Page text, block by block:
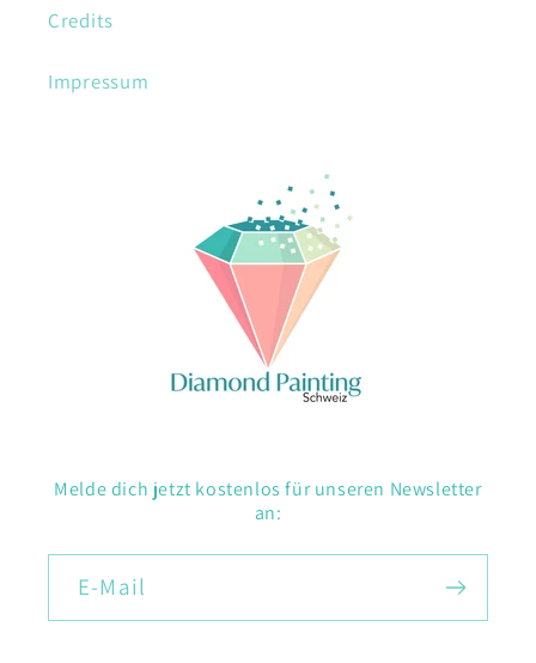
Credits
Impressum
Melde dich jetzt kostenlos für unseren Newsletter
an:
E-Mail